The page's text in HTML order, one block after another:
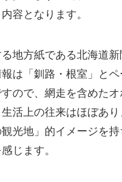
容となります。
地方紙である北海道新
は「釧路・根室」と
ので、網走を含めたオ
活上の往来はほぼあり
光地」的イメージを
じます。